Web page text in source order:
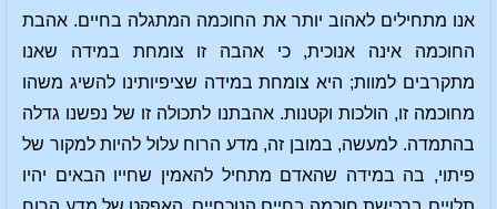
אנו מתחילים לאהוב יותר את החוכמה המתגלה בחיים. אהבת
החוכמה אינה אנוכית, כי אהבה זו צומחת במידה שאנו
מתקרבים למוות; היא צומחת במידה שציפיותינו להשיג משהו
מחוכמה זו, הולכות וקטנות. אהבתנו לתכולה זו של נפשנו גדלה
בהתמדה. למעשה, במובן זה, מדע הרוח עלול להיות למקור של
פיתוי, בה במידה שהאדם מתחיל להאמין שחייו הבאים יהיו